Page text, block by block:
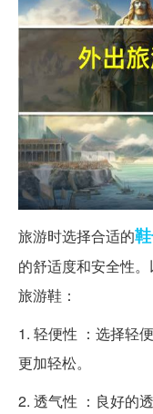
旅游时选择合适的
的舒适度和安全性
旅游鞋：
1. 轻便性 ：选择轻
更加轻松。
2. 透气性 ：良好的